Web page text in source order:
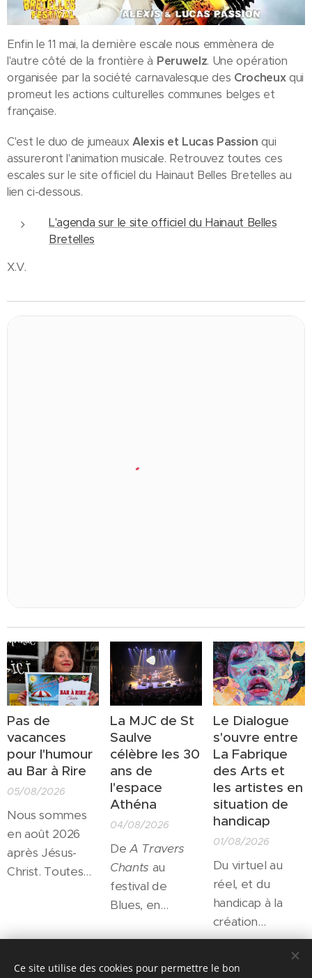
Enfin le 11 mai, la dernière escale nous emmènera de
l'autre côté de la frontière à Peruwelz. Une opération
organisée par la société carnavalesque des Crocheuxqui
promeut les actions culturelles communes belges et
française.
C'est le duo de jumeauxAlexis et Lucas Passion qui
assureront l'animation musicale. Retrouvez toutes ces
escales sur le site officiel du Hainaut Belles Bretelles au
lien ci-dessous.
L'agenda sur le site officiel du Hainaut Belles
Bretelles
X.V.
Pas de
vacances
pour l'humour
au Bar à Rire
05/08/2026
Nous sommes
en août 2026
après Jésus-
Christ. Toutes
Non! Un petit
La MJC de St
Saulve
célèbre les 30
ans de
l'espace
Athéna
04/08/2026
De A Travers
Chants au
festival de
Blues, en
résidences
d'artistes et le
Le Dialogue
s'ouvre entre
La Fabrique
des Arts et
les artistes en
situation de
handicap
01/08/2026
Du virtuel au
réel, et du
handicap à la
création
artistique, autant
de passerelles
Share
Ce site utilise des cookies pour permettre le bon